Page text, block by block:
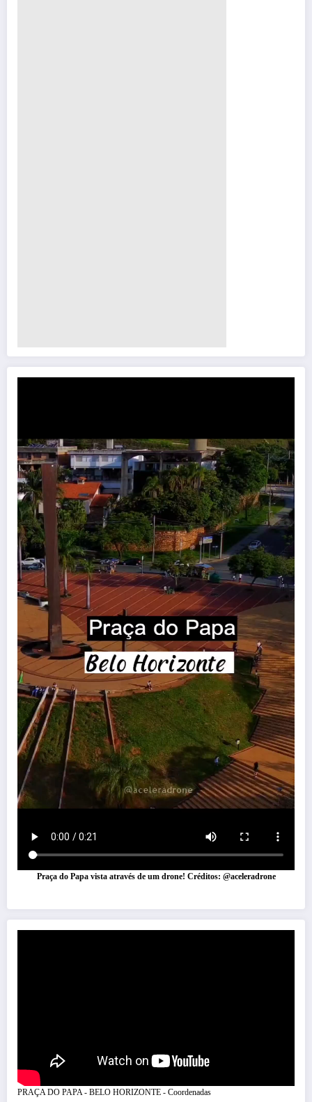
Praça do Papa vista através de um drone! Créditos: @aceleradrone
PRAÇA DO PAPA - BELO HORIZONTE - Coordenadas